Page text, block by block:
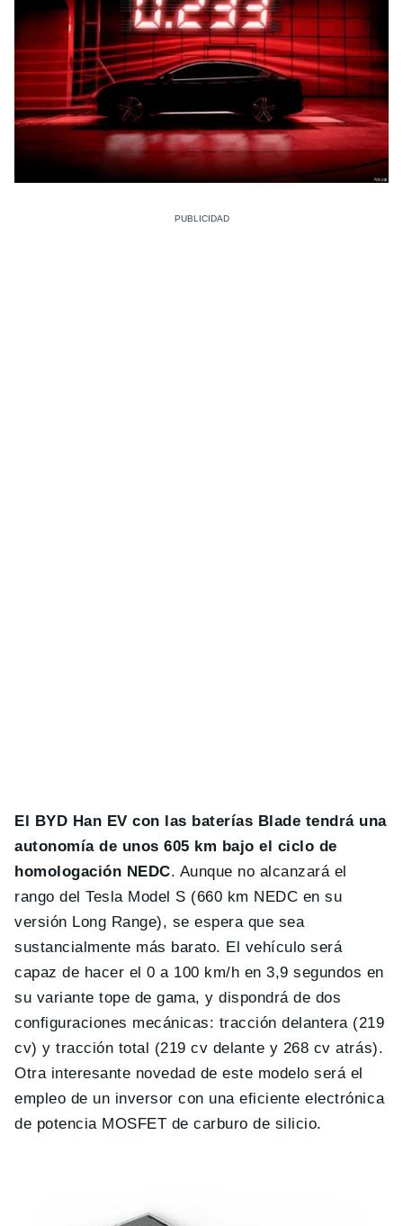
El BYD Han EV con las baterías Blade tendrá una
autonomía de unos 605 km bajo el ciclo de
homologación NEDC. Aunque no alcanzará el
rango del Tesla Model S (660 km NEDC en su
versión Long Range), se espera que sea
sustancialmente más barato. El vehículo será
capaz de hacer el 0 a 100 km/h en 3,9 segundos en
su variante tope de gama, y dispondrá de dos
configuraciones mecánicas: tracción delantera (219
cv) y tracción total (219 cv delante y 268 cv atrás).
Otra interesante novedad de este modelo será el
empleo de un inversor con una eficiente electrónica
de potencia MOSFET de carburo de silicio.